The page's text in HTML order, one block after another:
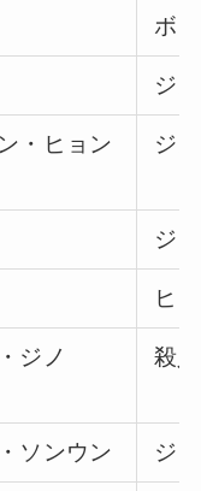
ボ
ジ
・ヒョン
ジ
ジ
ヒ
ジノ 殺
ソンウン ジ